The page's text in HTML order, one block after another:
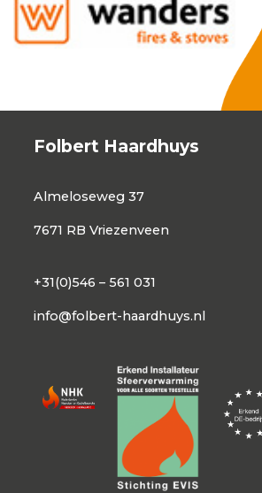
Folbert Haardhuys
Almeloseweg 37
7671 RB Vriezenveen
+31(0)546 – 561 031
info@folbert-haardhuys.nl